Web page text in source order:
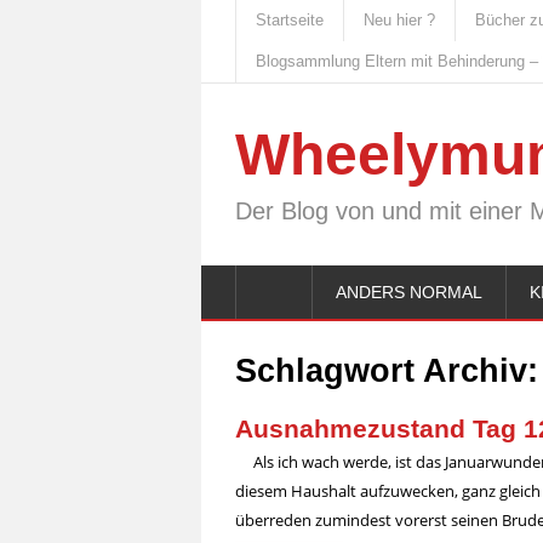
Startseite Neu hier ? Bücher
Blogsammlung Eltern mit Behinderung –
Der Blog von und mit einer
ANDERS NORMAL
Schlagwort Archiv:
Ausnahmezustand Tag
Als ich wach werde, ist das
diesem Haushalt aufzuwecken, ganz
überreden zumindest vorerst seinen